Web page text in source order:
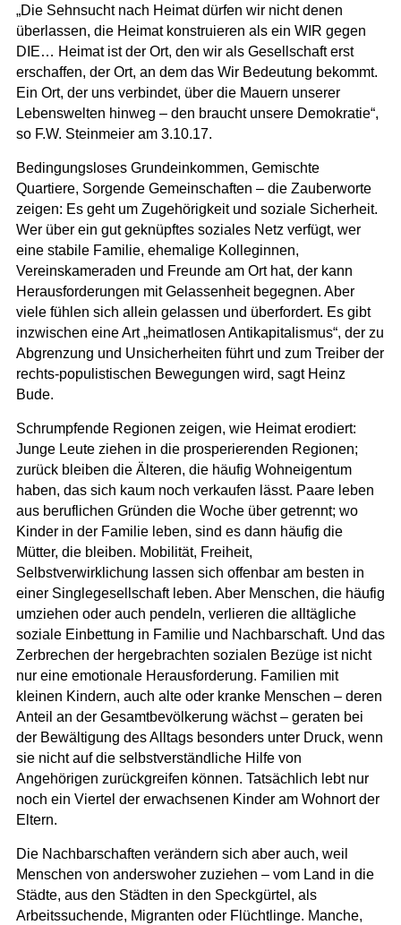
„Die Sehnsucht nach Heimat dürfen wir nicht denen
überlassen, die Heimat konstruieren als ein WIR gegen
DIE… Heimat ist der Ort, den wir als Gesellschaft erst
erschaffen, der Ort, an dem das Wir Bedeutung bekommt.
Ein Ort, der uns verbindet, über die Mauern unserer
Lebenswelten hinweg – den braucht unsere Demokratie“,
so F.W. Steinmeier am 3.10.17.
Bedingungsloses Grundeinkommen, Gemischte
Quartiere, Sorgende Gemeinschaften – die Zauberworte
zeigen: Es geht um Zugehörigkeit und soziale Sicherheit.
Wer über ein gut geknüpftes soziales Netz verfügt, wer
eine stabile Familie, ehemalige Kolleginnen,
Vereinskameraden und Freunde am Ort hat, der kann
Herausforderungen mit Gelassenheit begegnen. Aber
viele fühlen sich allein gelassen und überfordert. Es gibt
inzwischen eine Art „heimatlosen Antikapitalismus“, der zu
Abgrenzung und Unsicherheiten führt und zum Treiber der
rechts-populistischen Bewegungen wird, sagt Heinz
Bude.
Schrumpfende Regionen zeigen, wie Heimat erodiert:
Junge Leute ziehen in die prosperierenden Regionen;
zurück bleiben die Älteren, die häufig Wohneigentum
haben, das sich kaum noch verkaufen lässt. Paare leben
aus beruflichen Gründen die Woche über getrennt; wo
Kinder in der Familie leben, sind es dann häufig die
Mütter, die bleiben. Mobilität, Freiheit,
Selbstverwirklichung lassen sich offenbar am besten in
einer Singlegesellschaft leben. Aber Menschen, die häufig
umziehen oder auch pendeln, verlieren die alltägliche
soziale Einbettung in Familie und Nachbarschaft. Und das
Zerbrechen der hergebrachten sozialen Bezüge ist nicht
nur eine emotionale Herausforderung. Familien mit
kleinen Kindern, auch alte oder kranke Menschen – deren
Anteil an der Gesamtbevölkerung wächst – geraten bei
der Bewältigung des Alltags besonders unter Druck, wenn
sie nicht auf die selbstverständliche Hilfe von
Angehörigen zurückgreifen können. Tatsächlich lebt nur
noch ein Viertel der erwachsenen Kinder am Wohnort der
Eltern.
Die Nachbarschaften verändern sich aber auch, weil
Menschen von anderswoher zuziehen – vom Land in die
Städte, aus den Städten in den Speckgürtel, als
Arbeitssuchende, Migranten oder Flüchtlinge. Manche,